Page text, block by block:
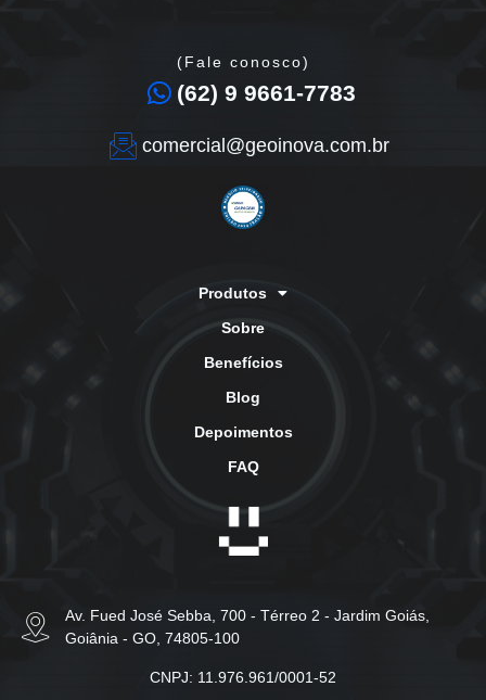
Av. Fued José Sebba, 700 - Térreo 2 - Jardim Goiás,
Goiânia - GO, 74805-100
CNPJ: 11.976.961/0001-52
Produtos
Sobre
Benefícios
Blog
Depoimentos
FAQ
(Fale conosco)
(62) 9 9661-7783
comercial@geoinova.com.br